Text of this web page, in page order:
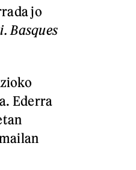
jo
Basques
Ederra